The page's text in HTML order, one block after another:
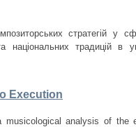
стратегій у
національних традицій в
Execution
analysis of the